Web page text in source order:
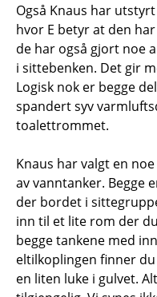
Også Knaus har
hvor E betyr at den
de har også gjort noe
i sittebenken. Det gir
Logisk nok er begge
spandert syv
toalettrommet.
Knaus har valgt en
av vanntanker. Begge
der bordet i
inn til et lite rom der
begge tankene med
eltilkoplingen finner
en liten luke i gulvet.